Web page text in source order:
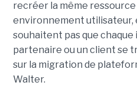
recréer la même
environnement utilisateur,
souhaitent pas que
partenaire ou un client se
sur la migration de
Walter.